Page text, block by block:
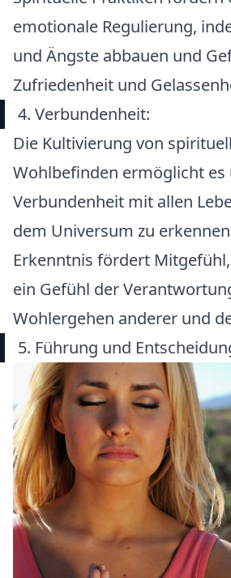
emotionale Regulierung,
und Ängste abbauen und
Zufriedenheit und
4. Verbundenheit:
Die Kultivierung von
Wohlbefinden ermöglicht es
Verbundenheit mit allen
dem Universum zu
Erkenntnis fördert
ein Gefühl der
Wohlergehen anderer und
5. Führung und